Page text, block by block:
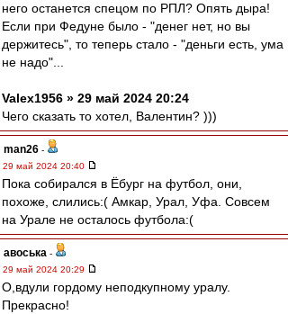
него останется спецом по РПЛ? Опять дыра!
Если при Федуне было - "денег нет, но вы
держитесь", то теперь стало - "деньги есть, ума
не надо"...
Valex1956 » 29 май 2024 20:24
Чего сказать то хотел, Валентин? )))
man26 -
29 май 2024 20:40
Пока собирался в Ёбург на футбол, они,
похоже, слились:( Амкар, Урал, Уфа. Совсем
на Урале не осталось футбола:(
авоська -
29 май 2024 20:29
О,вдули гордому неподкупному уралу.
Прекрасно!